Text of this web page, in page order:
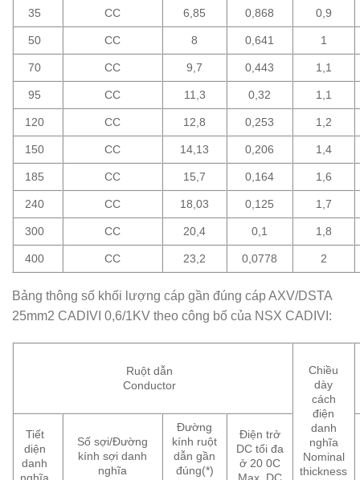
35 CC 6,85 0,868 0,9
50 CC 8 0,641 1
70 CC 9,7 0,443 1,1
95 CC 11,3 0,32 1,1
120 CC 12,8 0,253 1,2
150 CC 14,13 0,206 1,4
185 CC 15,7 0,164 1,6
240 CC 18,03 0,125 1,7
300 CC 20,4 0,1 1,8
400 CC 23,2 0,0778 2
Bảng thông số khối lượng cáp gần đúng cáp AXV/DSTA
25mm2 CADIVI 0,6/1KV theo công bố của NSX CADIVI:
Ruột dẫn
Conductor
Chiều
dày
cách
điện
danh
nghĩa
Nominal
thickness
Tiết
diện
danh
Số sợi/Đường
kính sợi danh
nghĩa
Đường
kính ruột
dẫn gần
đúng(*)
Điện trở
DC tối đa
ở 20 0C